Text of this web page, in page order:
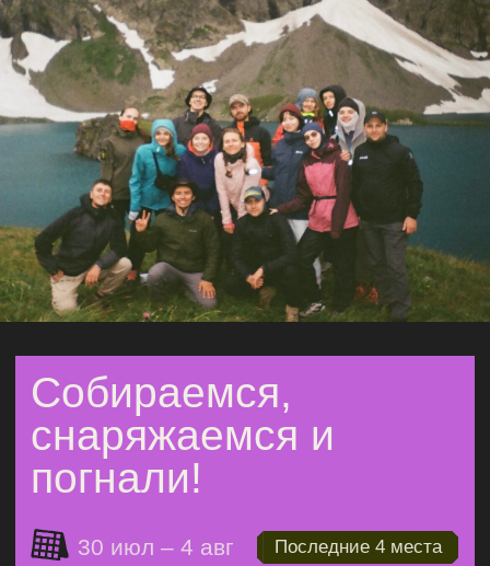
треккинговые палки на каждого участника
трёхразовое походное питание на маршруте
(завтрак, обед/перекус, ужин)
проживание в отеле с термальными источниками
завтрак в отеле
индивидуальный пакет с качественными
перекусами на весь поход (протеиновые батончики,
орехи и пр.)
билеты в Кавказский государственный природный
биосферный заповедник имени Х.Г. Шапошникова
на 3 дня
две ночи на кордоне Закан
трансфер от места встречи и обратно
заброска в горы и выброска обратно на
высокопроходимом транспорте
трансфер до отеля
групповая аптечка, ремкомплект
услуги команды организаторов
авиа- и/или жд-билеты
аренда личного снаряжения (рюкзак, спальник
Чтоне входит
в стоимость